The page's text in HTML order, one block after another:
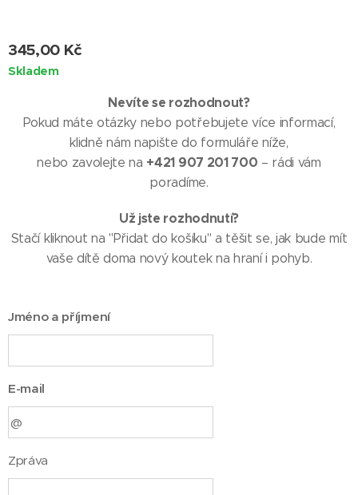
345,00 Kč
Skladem
Nevíte se rozhodnout?
Pokud máte otázky nebo potřebujete více informací,
klidně nám napište do formuláře níže,
nebo zavolejte na +421 907 201 700 – rádi vám
poradíme.
Už jste rozhodnutí?
Stačí kliknout na "Přidat do košíku" a těšit se, jak bude mít
vaše dítě doma nový koutek na hraní i pohyb.
Jméno a příjmení
E-mail
Zpráva